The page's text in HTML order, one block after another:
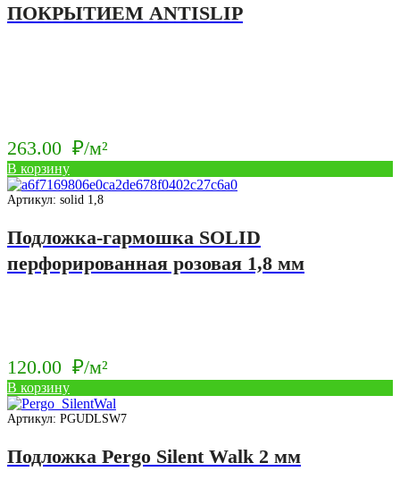
ПОКРЫТИЕМ ANTISLIP
263.00 ₽/м²
В корзину
Артикул: solid 1,8
Подложка-гармошка SOLID
перфорированная розовая 1,8 мм
120.00 ₽/м²
В корзину
Артикул: PGUDLSW7
Подложка Pergo Silent Walk 2 мм